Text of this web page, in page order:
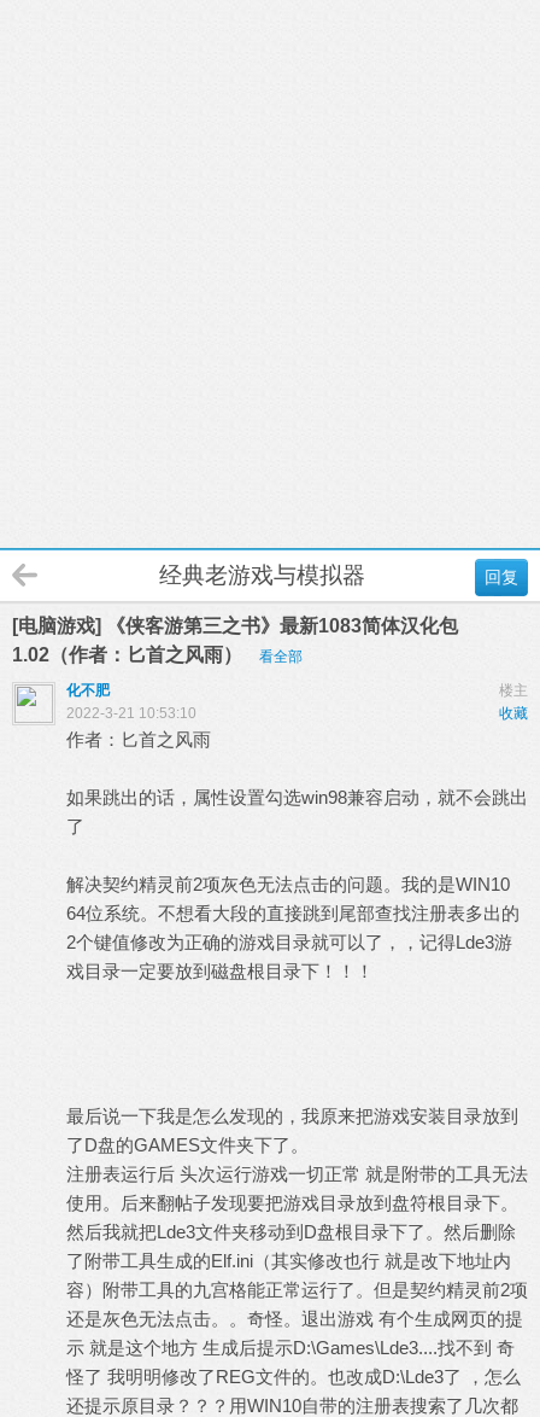
回复
经典老游戏与模拟器
[电脑游戏] 《侠客游第三之书》最新1083简体汉化包
1.02（作者：匕首之风雨）
看全部
楼主
化不肥
收藏
2022-3-21 10:53:10
作者：匕首之风雨
如果跳出的话，属性设置勾选win98兼容启动，就不会跳出
了
解决契约精灵前2项灰色无法点击的问题。我的是WIN10
64位系统。不想看大段的直接跳到尾部查找注册表多出的
2个键值修改为正确的游戏目录就可以了，，记得Lde3游
戏目录一定要放到磁盘根目录下！！！
最后说一下我是怎么发现的，我原来把游戏安装目录放到
了D盘的GAMES文件夹下了。
注册表运行后 头次运行游戏一切正常 就是附带的工具无法
使用。后来翻帖子发现要把游戏目录放到盘符根目录下。
然后我就把Lde3文件夹移动到D盘根目录下了。然后删除
了附带工具生成的Elf.ini（其实修改也行 就是改下地址内
容）附带工具的九宫格能正常运行了。但是契约精灵前2项
还是灰色无法点击。。奇怪。退出游戏 有个生成网页的提
示 就是这个地方 生成后提示D:\Games\Lde3....找不到 奇
怪了 我明明修改了REG文件的。也改成D:\Lde3了 ，怎么
还提示原目录？？？用WIN10自带的注册表搜索了几次都